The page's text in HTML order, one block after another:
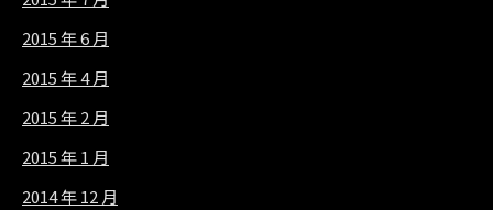
2015 年 6 月
2015 年 4 月
2015 年 2 月
2015 年 1 月
2014 年 12 月